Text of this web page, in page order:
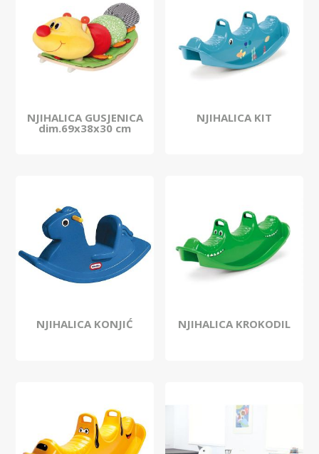
NJIHALICA GUSJENICA
dim.69x38x30 cm
NJIHALICA KIT
NJIHALICA KONJIĆ NJIHALICA KROKODIL